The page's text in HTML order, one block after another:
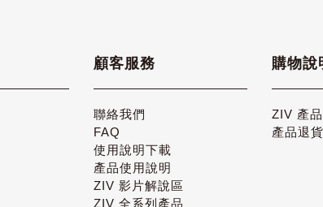
顧客服務
聯絡我們
FAQ
使用說明下載
產品使用說明
ZIV 影片解說區
ZIV 全系列產品
購物說
ZIV 產
產品退